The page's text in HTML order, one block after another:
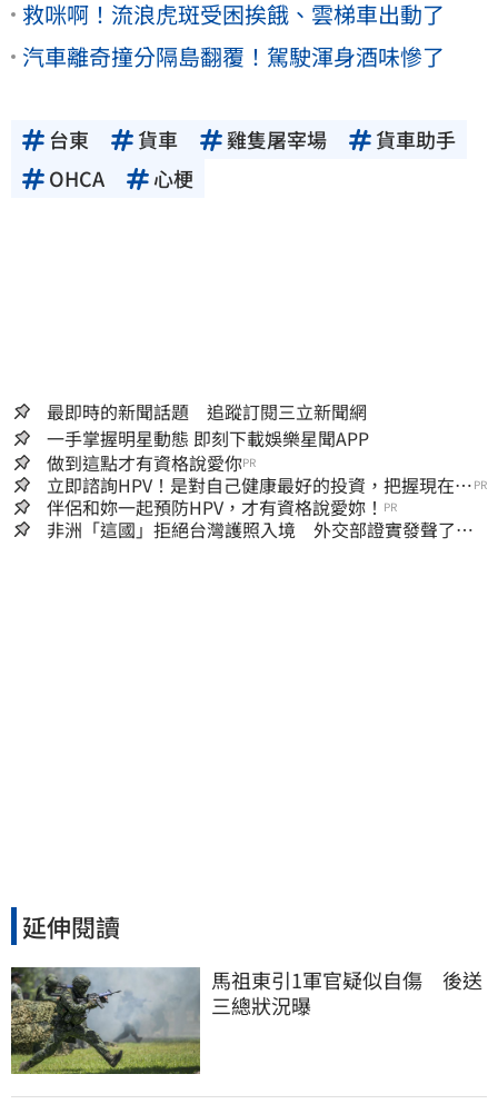
救咪啊！流浪虎斑受困挨餓、雲梯車出動了
汽車離奇撞分隔島翻覆！駕駛渾身酒味慘了
台東 貨車 雞隻屠宰場
貨車助手
OHCA
心梗
最即時的新聞話題 追蹤訂閱三立新聞網
一手掌握明星動態 即刻下載娛樂星聞APP
做到這點才有資格說愛你PR
立即諮詢HPV！是對自己健康最好的投資，把握現在不
嫌晚！
PR
伴侶和妳一起預防HPV，才有資格說愛妳！ PR
非洲「這國」拒絕台灣護照入境 外交部證實發聲了：
延伸閱讀
馬祖東引1軍官疑似自傷　後送
三總狀況曝